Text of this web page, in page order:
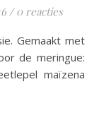
/ 0 reacties
de meringue:
maïzena